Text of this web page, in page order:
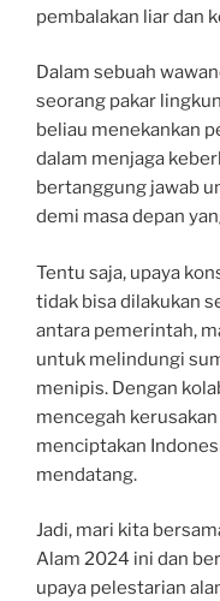
pembalakan liar dan
Dalam sebuah
seorang pakar
beliau menekankan
dalam menjaga
bertanggung jawab
demi masa depan
Tentu saja, upaya
tidak bisa dilakukan
antara pemerintah,
untuk melindungi
menipis. Dengan
mencegah
menciptakan
mendatang.
Jadi, mari kita
Alam 2024 ini dan
upaya pelestarian